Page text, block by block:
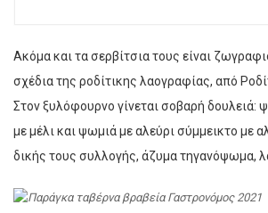
Ακόμα και τα σερβίτσια τους είναι
σχέδια της ροδίτικης λαογραφίας, από
Στον ξυλόφουρνο γίνεται σοβαρή δουλειά:
με μέλι και ψωμιά με αλεύρι σύμμεικτο με
δικής τους συλλογής, άζυμα τηγανόψωμα,